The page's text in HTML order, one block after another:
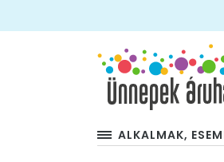
ALKALMAK,